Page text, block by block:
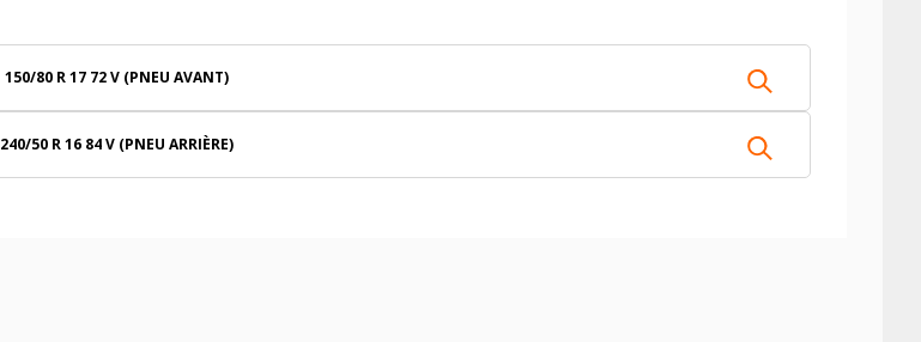
150/80 R 17 72 V (PNEU AVANT)
240/50 R 16 84 V (PNEU ARRIÈRE)